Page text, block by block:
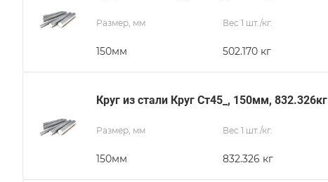
Размер, мм
150мм
Вес 1 шт./кг.
502.170 кг
Круг из стали Круг Ст45_, 150мм, 832.326кг
Размер, мм
150мм
Вес 1 шт./кг.
832.326 кг